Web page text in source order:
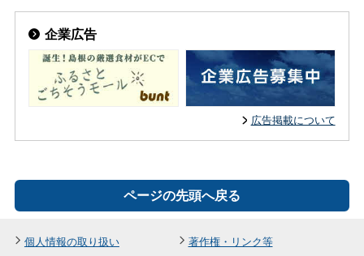
企業広告
広告掲載について
ページの先頭へ戻る
個人情報の取り扱い
著作権・リンク等